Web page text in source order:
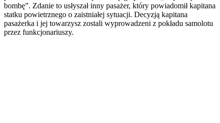
bombę”. Zdanie to usłyszał inny pasażer, który powiadomił kapitana
statku powietrznego o zaistniałej sytuacji. Decyzją kapitana
pasażerka i jej towarzysz zostali wyprowadzeni z pokładu samolotu
przez funkcjonariuszy.